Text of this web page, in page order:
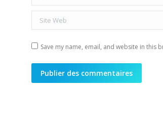
Site Web
Save my name, email, and website in this
Publier des commentaires